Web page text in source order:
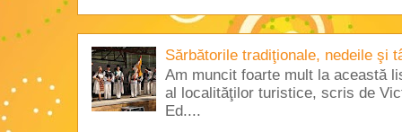
Sărbătorile tradiţionale, nedeile şi
Am muncit foarte mult la această
al localităţilor turistice, scris de
Ed....